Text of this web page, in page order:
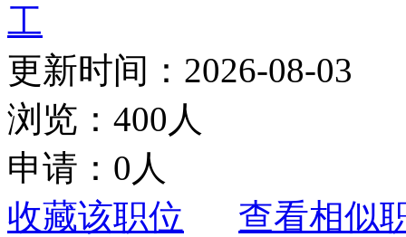
工
更新时间：2026-08-03
浏览：400人
申请：0人
收藏该职位
查看相似